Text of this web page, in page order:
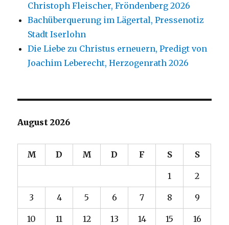
Christoph Fleischer, Fröndenberg 2026
Bachüberquerung im Lägertal, Pressenotiz
Stadt Iserlohn
Die Liebe zu Christus erneuern, Predigt von
Joachim Leberecht, Herzogenrath 2026
August 2026
M D M D F S S
1 2
3 4 5 6 7 8 9
10 11 12 13 14 15 16